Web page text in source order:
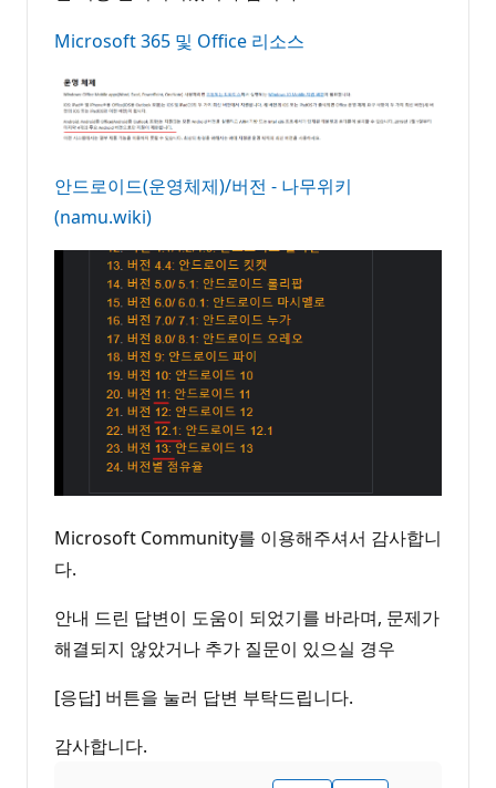
Microsoft 365 및 Office 리소스
안드로이드(운영체제)/버전 - 나무위키
(namu.wiki)
Microsoft Community를 이용해주셔서 감사합니
다.
안내 드린 답변이 도움이 되었기를 바라며, 문제가
해결되지 않았거나 추가 질문이 있으실 경우
[응답] 버튼을 눌러 답변 부탁드립니다.
감사합니다.